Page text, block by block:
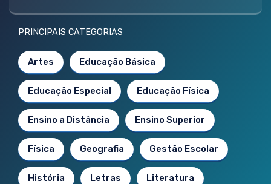
PRINCIPAIS CATEGORIAS
Artes Educação Básica
Educação Especial Educação Física
Ensino a Distância Ensino Superior
Física Geografia Gestão Escolar
História Letras Literatura